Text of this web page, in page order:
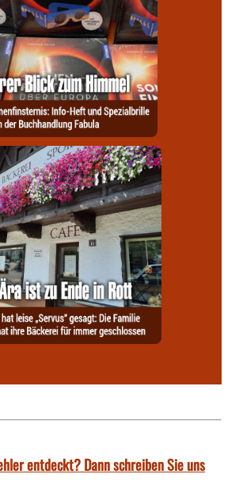
entdeckt? Dann schreiben Sie uns